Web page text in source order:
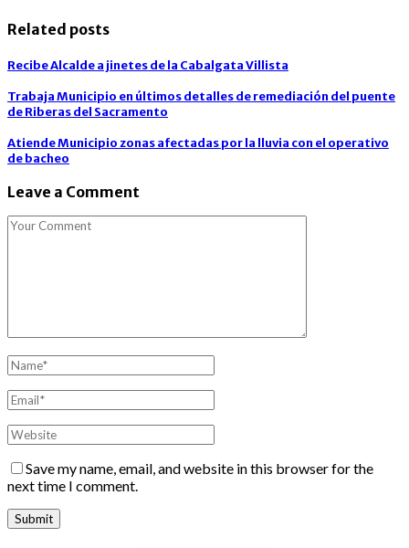
Related posts
Recibe Alcalde a jinetes de la Cabalgata Villista
Trabaja Municipio en últimos detalles de remediación del puente
de Riberas del Sacramento
Atiende Municipio zonas afectadas por la lluvia con el operativo
de bacheo
Leave a Comment
Save my name, email, and website in this browser for the
next time I comment.